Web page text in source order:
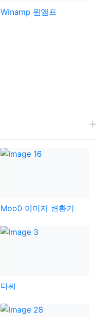
Winamp 윈앰프
Moo0 이미지 변환기
다씨